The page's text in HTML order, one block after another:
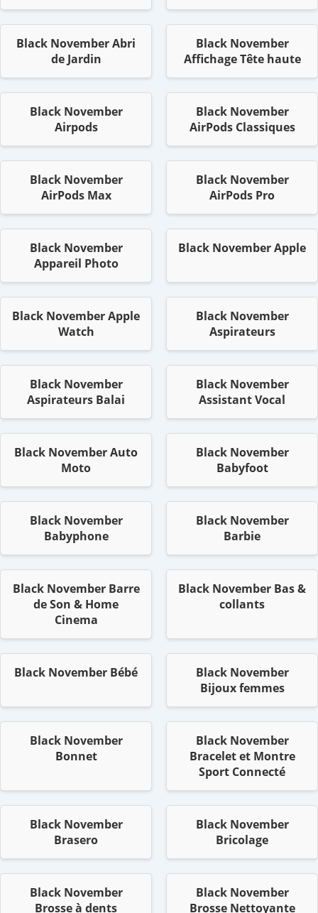
Black November Abri
de Jardin
Black November
Affichage Tête haute
Black November
Airpods
Black November
AirPods Classiques
Black November
AirPods Max
Black November
AirPods Pro
Black November
Appareil Photo
Black November Apple
Black November Apple
Watch
Black November
Aspirateurs
Black November
Aspirateurs Balai
Black November
Assistant Vocal
Black November Auto
Moto
Black November
Babyfoot
Black November
Babyphone
Black November
Barbie
Black November Barre
de Son & Home
Cinema
Black November Bas &
collants
Black November Bébé
Black November
Bijoux femmes
Black November
Bonnet
Black November
Bracelet et Montre
Sport Connecté
Black November
Brasero
Black November
Bricolage
Black November
Brosse à dents
Black November
Brosse Nettoyante